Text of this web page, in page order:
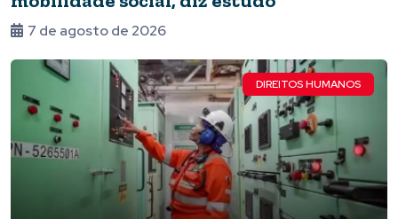
7 de agosto de 2026
DIREITOS HUMANOS